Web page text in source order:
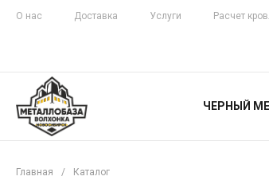
О нас Доставка Услуги Расчет
ЧЕРНЫЙ
Главная / Каталог